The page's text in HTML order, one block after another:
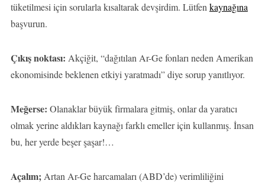
tüketilmesi için sorularla kısaltarak devşirdim. Lütfen kaynağına
başvurun.
Çıkış noktası: Akçiğit, “dağıtılan Ar-Ge fonları neden Amerikan
ekonomisinde beklenen etkiyi yaratmadı” diye sorup yanıtlıyor.
Meğerse: Olanaklar büyük firmalara gitmiş, onlar da yaratıcı
olmak yerine aldıkları kaynağı farklı emeller için kullanmış. İnsan
bu, her yerde beşer şaşar!…
Açalım; Artan Ar-Ge harcamaları (ABD’de) verimliliğini